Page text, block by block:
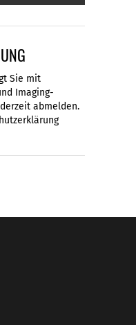
Sie mit
Imaging-
abmelden.